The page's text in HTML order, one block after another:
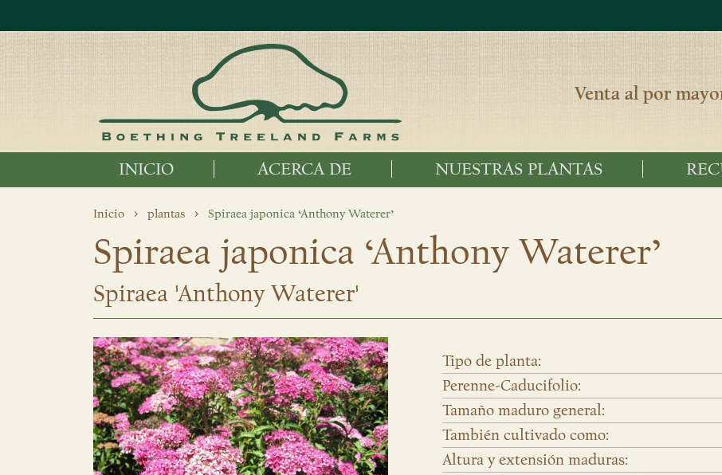
Venta al por
INICIO ACERCA DE NUESTRAS PLANTAS
Inicio plantas Spiraea japonica ‘Anthony Waterer’
Spiraea japonica ‘Anthony Waterer’
Spiraea 'Anthony Waterer'
Tipo de planta:
Perenne-Caducifolio:
Tamaño maduro general:
También cultivado como:
Altura y extensión maduras: